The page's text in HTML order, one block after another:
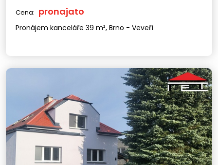
Cena: pronajato
Pronájem kanceláře 39 m², Brno - Veveří